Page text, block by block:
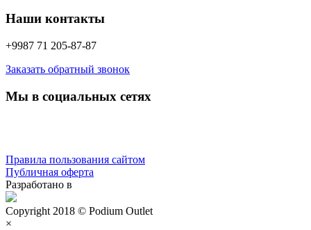
Наши контакты
+9987 71 205-87-87
Заказать обратный звонок
Мы в социальных сетях
Правила пользования сайтом
Публичная оферта
Разработано в
Copyright 2018 © Podium Outlet
×